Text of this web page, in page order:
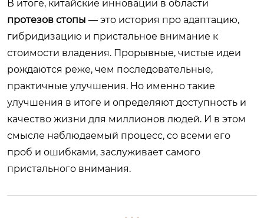
В итоге, китайские инновации в области
протезов стопы — это история про адаптацию,
гибридизацию и пристальное внимание к
стоимости владения. Прорывные, чистые идеи
рождаются реже, чем последовательные,
практичные улучшения. Но именно такие
улучшения в итоге и определяют доступность и
качество жизни для миллионов людей. И в этом
смысле наблюдаемый процесс, со всеми его
проб и ошибками, заслуживает самого
пристального внимания.